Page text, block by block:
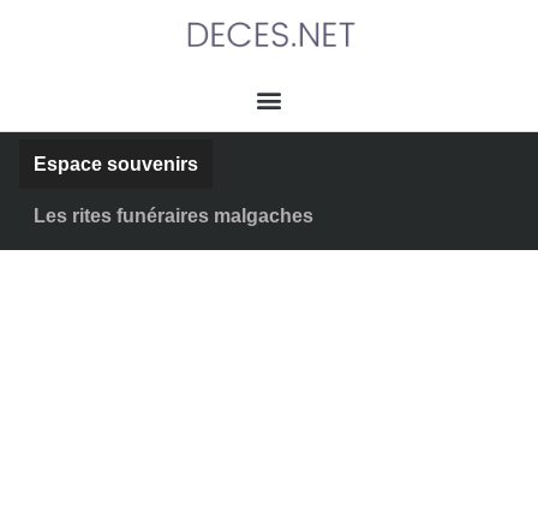
Espace souvenirs
Les rites funéraires malgaches